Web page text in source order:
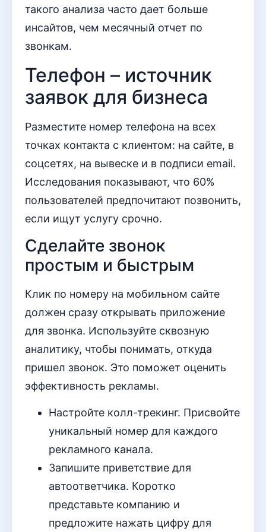
такого анализа часто дает больше
инсайтов, чем месячный отчет по
звонкам.
Телефон – источник
заявок для бизнеса
Разместите номер телефона на всех
точках контакта с клиентом: на сайте, в
соцсетях, на вывеске и в подписи email.
Исследования показывают, что 60%
пользователей предпочитают позвонить,
если ищут услугу срочно.
Сделайте звонок
простым и быстрым
Клик по номеру на мобильном сайте
должен сразу открывать приложение
для звонка. Используйте сквозную
аналитику, чтобы понимать, откуда
пришел звонок. Это поможет оценить
эффективность рекламы.
Настройте колл-трекинг. Присвойте
уникальный номер для каждого
рекламного канала.
Запишите приветствие для
автоответчика. Коротко
представьте компанию и
предложите нажать цифру для